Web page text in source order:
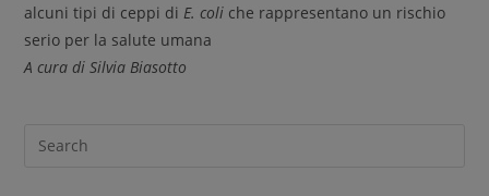
alcuni tipi di ceppi di E. coli che rappresentano un rischio
serio per la salute umana
A cura di Silvia Biasotto